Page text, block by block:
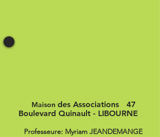
Maison des Associations 47
Boulevard Quinault - LIBOURNE
Professeure: Myriam JEANDEMANGE